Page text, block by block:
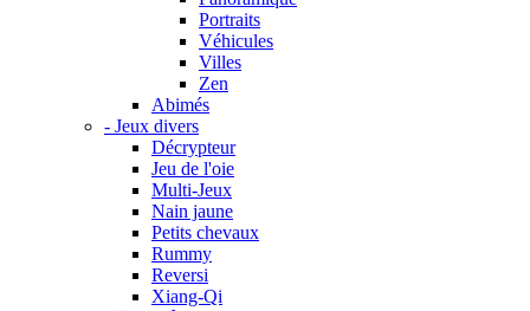
Portraits
Véhicules
Villes
Zen
Abimés
- Jeux divers
Décrypteur
Jeu de l'oie
Multi-Jeux
Nain jaune
Petits chevaux
Rummy
Reversi
Xiang-Qi